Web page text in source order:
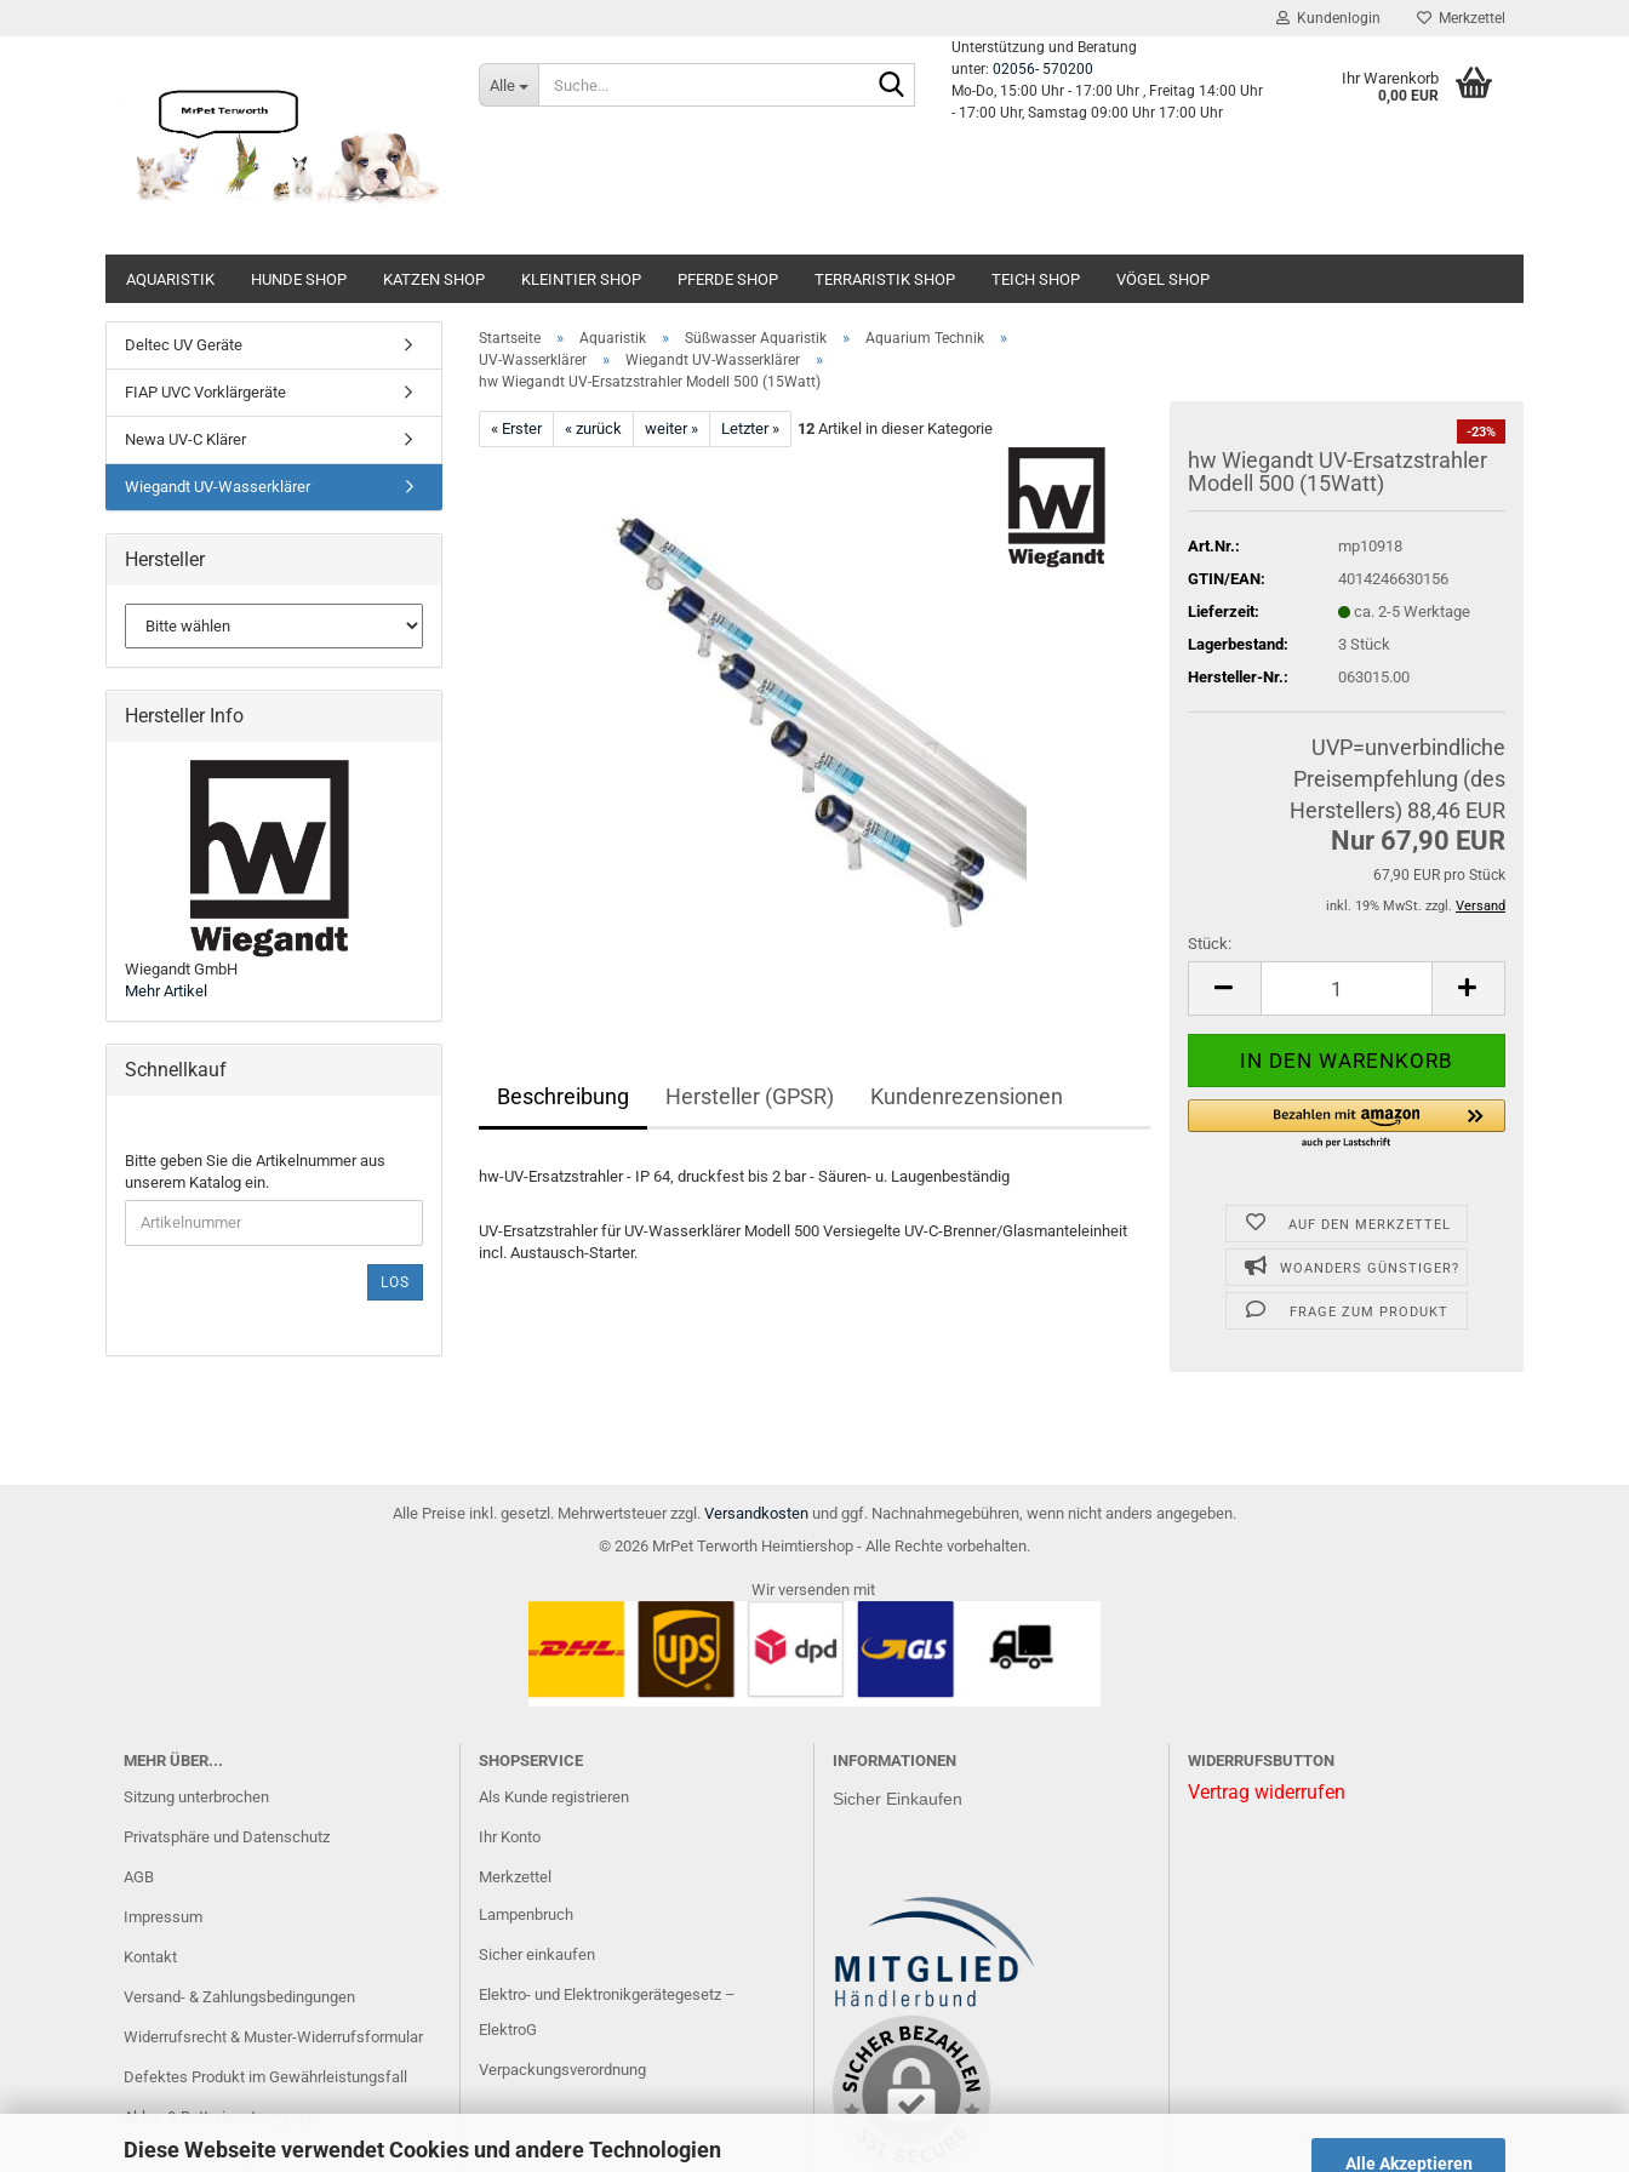
Diese Webseite verwendet Cookies und andere Technologien
Alle Akzeptieren
Kundenlogin Merkzettel
Alle
Suche...
Unterstützung und Beratung
unter: 02056- 570200
Mo-Do, 15:00 Uhr - 17:00 Uhr , Freitag 14:00 Uhr
- 17:00 Uhr, Samstag 09:00 Uhr 17:00 Uhr
Ihr Warenkorb
0,00 EUR
AQUARISTIK HUNDE SHOP KATZEN SHOP KLEINTIER SHOP PFERDE SHOP TERRARISTIK SHOP TEICH SHOP VÖGEL SHOP
Startseite » Aquaristik » Süßwasser Aquaristik » Aquarium Technik »
UV-Wasserklärer » Wiegandt UV-Wasserklärer »
hw Wiegandt UV-Ersatzstrahler Modell 500 (15Watt)
« Erster « zurück weiter » Letzter » 12Artikel in dieser Kategorie -23%
hw Wiegandt UV-Ersatzstrahler
Modell 500 (15Watt)
Art.Nr.:
mp10918
GTIN/EAN:
4014246630156
Lieferzeit:
ca. 2-5 Werktage
Lagerbestand:
3 Stück
Hersteller-Nr.:
063015.00
UVP=unverbindliche
Preisempfehlung (des
Herstellers) 88,46 EUR
Nur 67,90 EUR
67,90 EUR pro Stück
inkl. 19% MwSt. zzgl. Versand
Stück:
Stück
AUF DEN MERKZETTEL
WOANDERS GÜNSTIGER?
FRAGE ZUM PRODUKT
Beschreibung Hersteller (GPSR) Kundenrezensionen
hw-UV-Ersatzstrahler - IP 64, druckfest bis 2 bar - Säuren- u. Laugenbeständig
UV-Ersatzstrahler für UV-Wasserklärer Modell 500 Versiegelte UV-C-Brenner/Glasmanteleinheit
incl. Austausch-Starter.
Deltec UV Geräte
FIAP UVC Vorklärgeräte
Newa UV-C Klärer
Wiegandt UV-Wasserklärer
Hersteller
Hersteller Info
Wiegandt GmbH
Mehr Artikel
Schnellkauf
BITTE
GEBEN
SIE
DIE
ARTIKELNUMMER
Bitte geben Sie die Artikelnummer aus
unserem Katalog ein.
LOS
Alle Preise inkl. gesetzl. Mehrwertsteuer zzgl. Versandkosten und ggf. Nachnahmegebühren, wenn nicht anders angegeben.
© 2026 MrPet Terworth Heimtiershop - Alle Rechte vorbehalten.
Wir versenden mit
MEHR ÜBER...
Sitzung unterbrochen
Privatsphäre und Datenschutz
AGB
Impressum
Kontakt
Versand- & Zahlungsbedingungen
Widerrufsrecht & Muster-Widerrufsformular
Defektes Produkt im Gewährleistungsfall
Akku- & Batterieentsorgung
Cookie Einstellungen
SHOPSERVICE
Als Kunde registrieren
Ihr Konto
Merkzettel
Lampenbruch
Sicher einkaufen
Elektro- und Elektronikgerätegesetz –
ElektroG
Verpackungsverordnung
INFORMATIONEN
Sicher Einkaufen
WIDERRUFSBUTTON
Vertrag widerrufen